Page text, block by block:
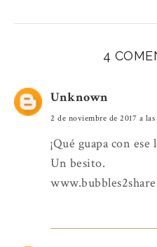
4
Unknown
2 de noviembre de 2017 a
¡Qué guapa con ese
Un besito.